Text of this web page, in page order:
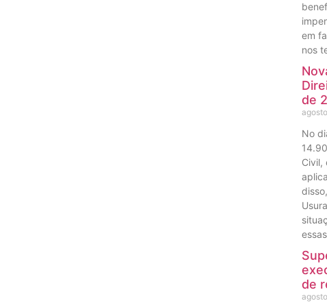
em
nos
de
No
Civil,
de